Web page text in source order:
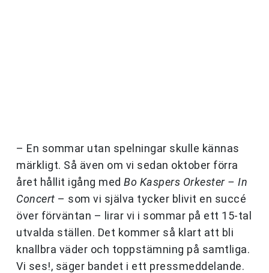
– En sommar utan spelningar skulle kännas
märkligt. Så även om vi sedan oktober förra
året hållit igång med Bo Kaspers Orkester – In
Concert – som vi själva tycker blivit en succé
över förväntan – lirar vi i sommar på ett 15-tal
utvalda ställen. Det kommer så klart att bli
knallbra väder och toppstämning på samtliga.
Vi ses!, säger bandet i ett pressmeddelande.